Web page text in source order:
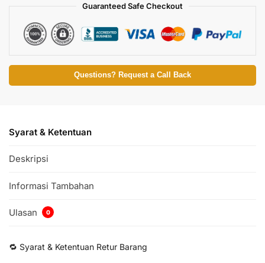
Guaranteed Safe Checkout
Questions? Request a Call Back
Syarat & Ketentuan
Deskripsi
Informasi Tambahan
Ulasan 0
🔁 Syarat & Ketentuan Retur Barang